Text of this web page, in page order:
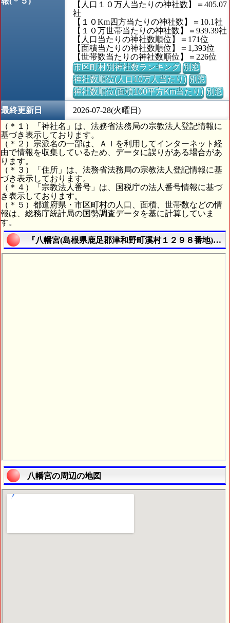
【人口１０万人当たりの神社数】＝405.07
社
【１０Km四方当たりの神社数】＝10.1社
【１０万世帯当たりの神社数】＝939.39社
【人口当たりの神社数順位】＝171位
【面積当たりの神社数順位】＝1,393位
【世帯数当たりの神社数順位】＝226位
市区町村別神社数ランキング 別窓
神社数順位(人口10万人当たり) 別窓
神社数順位(面積100平方Km当たり) 別窓
最終更新日
2026-07-28(火曜日)
（＊１）「神社名」は、法務省法務局の宗教法人登記情報に
基づき表示しております。
（＊２）宗派名の一部は、ＡＩを利用してインターネット経
由で情報を収集しているため、データに誤りがある場合があ
ります。
（＊３）「住所」は、法務省法務局の宗教法人登記情報に基
づき表示しております。
（＊４）「宗教法人番号」は、国税庁の法人番号情報に基づ
き表示しております。
（＊５）都道府県・市区町村の人口、面積、世帯数などの情
報は、総務庁統計局の国勢調査データを基に計算していま
す。
『八幡宮(島根県鹿足郡津和野町溪村１２９８番地)』
八幡宮の周辺の地図